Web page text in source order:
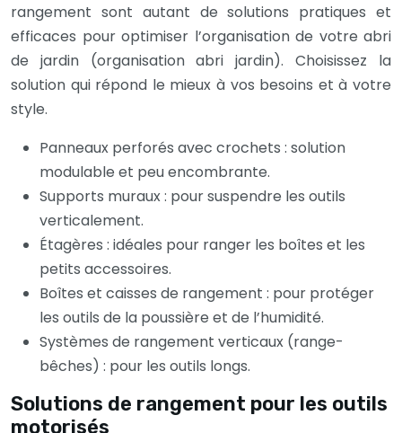
rangement sont autant de solutions pratiques et
efficaces pour optimiser l’organisation de votre abri
de jardin (organisation abri jardin). Choisissez la
solution qui répond le mieux à vos besoins et à votre
style.
Panneaux perforés avec crochets : solution
modulable et peu encombrante.
Supports muraux : pour suspendre les outils
verticalement.
Étagères : idéales pour ranger les boîtes et les
petits accessoires.
Boîtes et caisses de rangement : pour protéger
les outils de la poussière et de l’humidité.
Systèmes de rangement verticaux (range-
bêches) : pour les outils longs.
Solutions de rangement pour les outils
motorisés